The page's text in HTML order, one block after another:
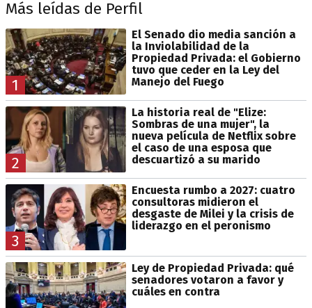
Más leídas de Perfil
1
El Senado dio media sanción a
la Inviolabilidad de la
Propiedad Privada: el Gobierno
tuvo que ceder en la Ley del
Manejo del Fuego
2
La historia real de "Elize:
Sombras de una mujer", la
nueva película de Netflix sobre
el caso de una esposa que
descuartizó a su marido
3
Encuesta rumbo a 2027: cuatro
consultoras midieron el
desgaste de Milei y la crisis de
liderazgo en el peronismo
Ley de Propiedad Privada: qué
senadores votaron a favor y
cuáles en contra